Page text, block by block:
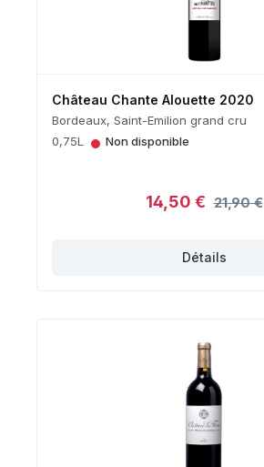
Château Chante Alouette 2020
Bordeaux, Saint-Emilion grand cru
0,75L
• Non disponible
14,50 € 21,90 €
Détails